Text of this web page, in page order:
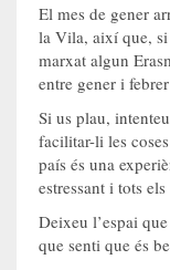
El mes de gener
la Vila, així que,
marxat algun
entre gener i
Si us plau,
facilitar-li les
país és una
estressant i tots
Deixeu l’espai
que senti que és